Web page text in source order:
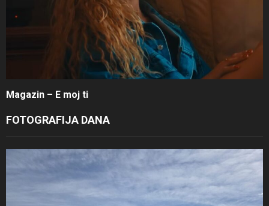
Magazin – E moj ti
FOTOGRAFIJA DANA